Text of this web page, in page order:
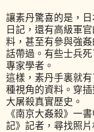
讓素丹驚喜的是，
日記，還有高級軍
料，甚至有參與強
話帶過。有些士兵
專家學者。
這樣，素丹手裏就
種視角的資料。穿
大屠殺真實歷史。
《南京大姦殺》一
記》記者，尋找照片